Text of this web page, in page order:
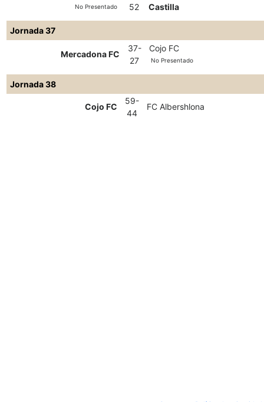
No Presentado
52
Castilla
Jornada 37
Mercadona FC
37-
27
Cojo FC
No Presentado
Jornada 38
Cojo FC
59-
44
FC Albershlona